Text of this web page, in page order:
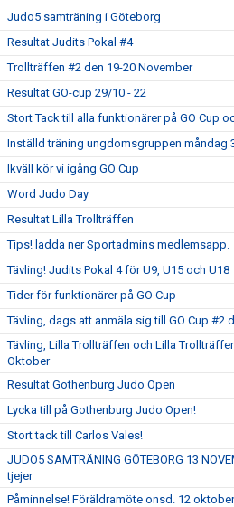
Judo5 samträning i Göteborg
Resultat Judits Pokal #4
Trollträffen #2 den 19-20 November
Resultat GO-cup 29/10 - 22
Stort Tack till alla funktionärer på GO Cup
Inställd träning ungdomsgruppen måndag
Ikväll kör vi igång GO Cup
Word Judo Day
Resultat Lilla Trollträffen
Tips! ladda ner Sportadmins medlemsapp.
Tävling! Judits Pokal 4 för U9, U15 och U18
Tider för funktionärer på GO Cup
Tävling, dags att anmäla sig till GO Cup #2
Tävling, Lilla Trollträffen och Lilla
Oktober
Resultat Gothenburg Judo Open
Lycka till på Gothenburg Judo Open!
Stort tack till Carlos Vales!
JUDO5 SAMTRÄNING GÖTEBORG 13
tjejer
Påminnelse! Föräldramöte onsd. 12 oktober